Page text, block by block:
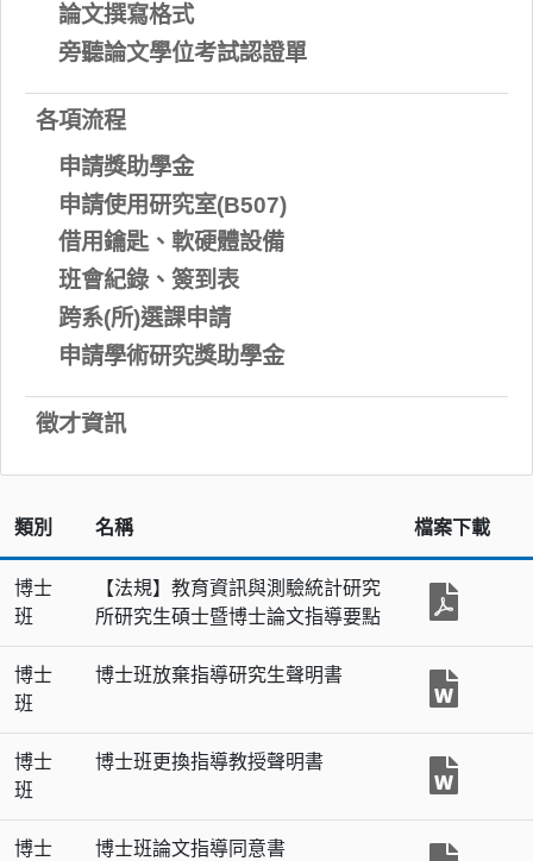
論文撰寫格式
旁聽論文學位考試認證單
各項流程
申請獎助學金
申請使用研究室(B507)
借用鑰匙、軟硬體設備
班會紀錄、簽到表
跨系(所)選課申請
申請學術研究獎助學金
徵才資訊
類別 名稱 檔案下載
博士
班
【法規】教育資訊與測驗統計研究
所研究生碩士暨博士論文指導要點
博士
班
博士班放棄指導研究生聲明書
博士
班
博士班更換指導教授聲明書
博士
博士班論文指導同意書